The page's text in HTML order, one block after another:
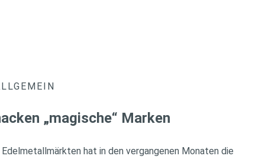
„magische“ Marken
hat in den vergangenen Monaten die